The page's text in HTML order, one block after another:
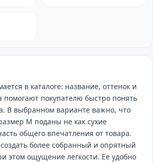
в каталоге: название, оттенок и
помогают покупателю быстро понять
В выбранном варианте важно, что
M поданы не как сухие
общего впечатления от товара.
более собранный и опрятный
этом ощущение легкости. Ее удобно